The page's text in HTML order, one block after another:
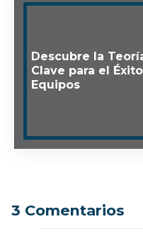
Descubre la
Clave para el
Equipos
3 Comentarios